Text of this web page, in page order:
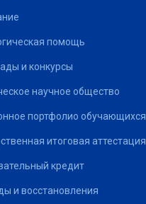
помощь
и конкурсы
научное общество
портфолио обучающихся
итоговая аттестация
кредит
и восстановления